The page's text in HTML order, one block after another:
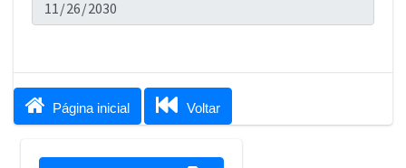
 Página inicial  Voltar